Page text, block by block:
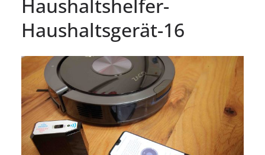
Haushaltshelfer-
Haushaltsgerät-16